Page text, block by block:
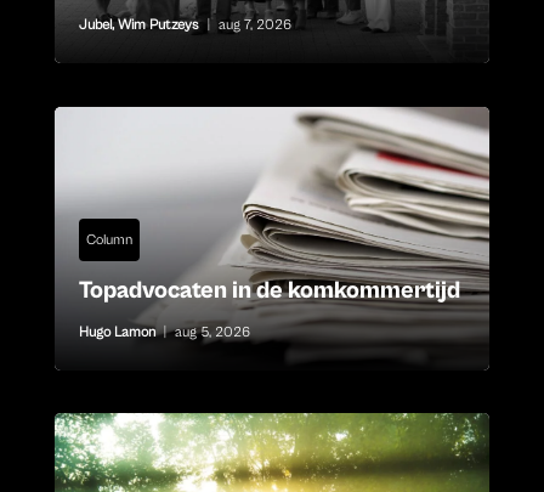
Jubel,Wim Putzeys aug 7, 2026
Column
Topadvocaten in de komkommertijd
Hugo Lamon | aug 5, 2026